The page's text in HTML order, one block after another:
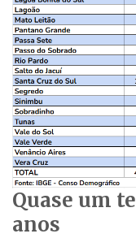
Quase um
anos